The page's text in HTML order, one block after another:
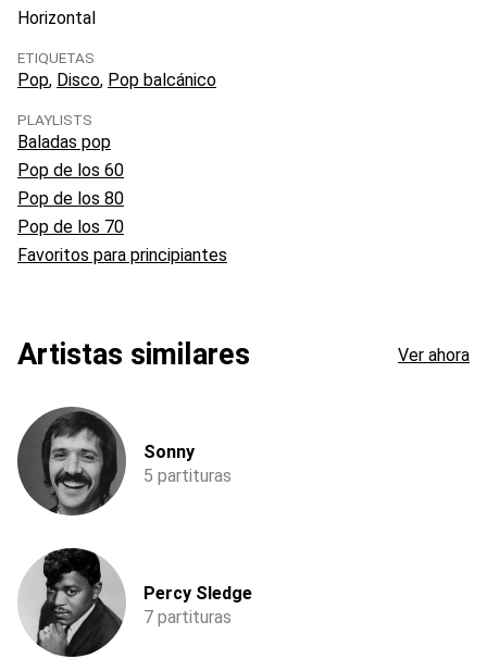
Horizontal
ETIQUETAS
Pop Disco Pop balcánico
PLAYLISTS
Baladas pop
Pop de los 60
Pop de los 80
Pop de los 70
Favoritos para principiantes
Artistas similares Ver ahora
Sonny
5 partituras
Percy Sledge
7 partituras